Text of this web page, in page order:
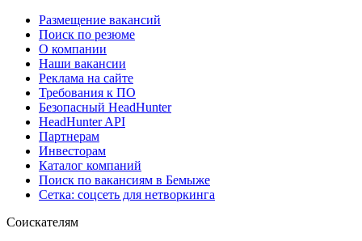
Размещение вакансий
Поиск по резюме
О компании
Наши вакансии
Реклама на сайте
Требования к ПО
Безопасный HeadHunter
HeadHunter API
Партнерам
Инвесторам
Каталог компаний
Поиск по вакансиям в Бемыже
Сетка: соцсеть для нетворкинга
Соискателям